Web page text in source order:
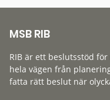
MSB RIB
RIB är ett beslutsstöd
hela vägen från
fatta rätt beslut när